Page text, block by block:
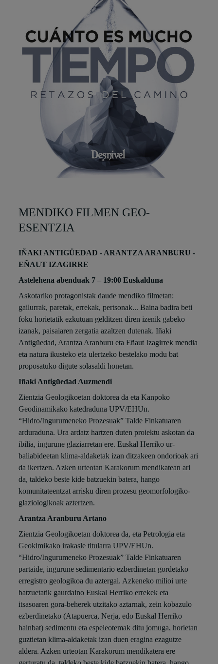
MENDIKO FILMEN GEO-
ESENTZIA
IÑAKI ANTIGÜEDAD - ARANTZA ARANBURU -
EÑAUT IZAGIRRE
Astelehena abenduak 7 – 19:00 Euskalduna
Askotariko protagonistak daude mendiko filmetan:
gailurrak, paretak, errekak, pertsonak... Baina badira beti
foku horietatik ezkutuan gelditzen diren izenik gabeko
izanak, paisaiaren zergatia azaltzen dutenak. Iñaki
Antigüedad, Arantza Aranburu eta Eñaut Izagirrek mendia
eta natura ikusteko eta ulertzeko bestelako modu bat
proposatuko digute solasaldi honetan.
Iñaki Antigüedad Auzmendi
Zientzia Geologikoetan doktorea da eta Kanpoko
Geodinamikako katedraduna UPV/EHUn.
“Hidro/Ingurumeneko Prozesuak” Talde Finkatuaren
arduraduna. Ura ardatz hartzen duten proiektu askotan da
ibilia, ingurune glaziarretan ere. Euskal Herriko ur-
baliabideetan klima-aldaketak izan ditzakeen ondorioak ari
da ikertzen. Azken urteotan Karakorum mendikatean ari
da, taldeko beste kide batzuekin batera, hango
komunitateentzat arrisku diren prozesu geomorfologiko-
glaziologikoak aztertzen.
Arantza Aranburu Artano
Zientzia Geologikoetan doktorea da, eta Petrologia eta
Geokimikako irakasle titularra UPV/EHUn.
“Hidro/Ingurumeneko Prozesuak” Talde Finkatuaren
partaide, ingurune sedimentario ezberdinetan gordetako
erregistro geologikoa du aztergai. Azkeneko milioi urte
batzuetatik gaurdaino Euskal Herriko errekek eta
itsasoaren gora-beherek utzitako aztarnak, zein kobazulo
ezberdinetako (Atapuerca, Nerja, edo Euskal Herriko
hainbat) sedimentu eta espeleotemak ditu jomuga, horietan
guztietan klima-aldaketak izan duen eragina ezagutze
aldera. Azken urteotan Karakorum mendikatera ere